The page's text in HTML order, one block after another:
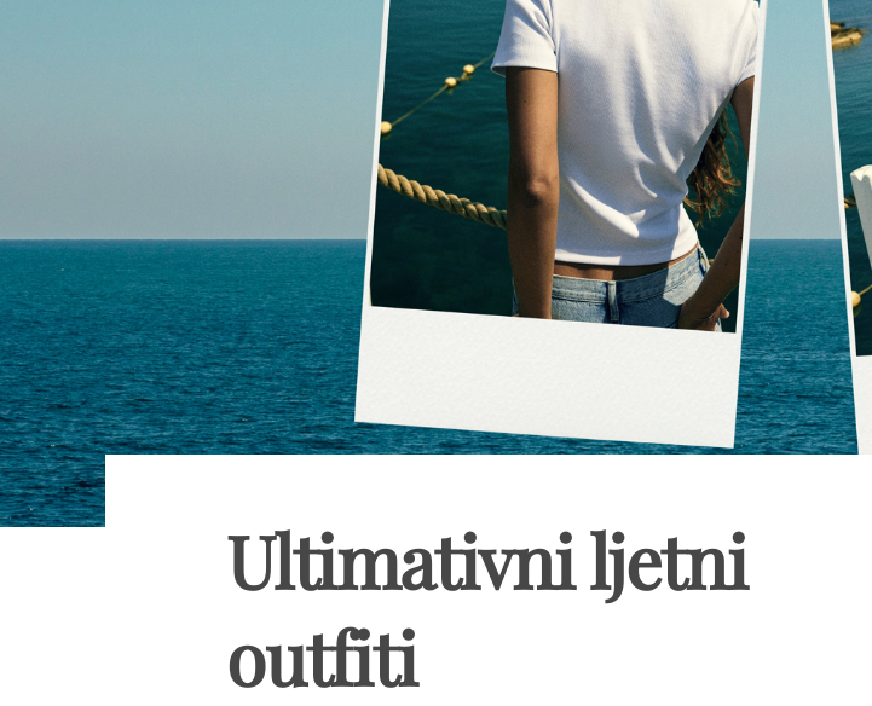
Ultimativni ljetni
outfiti